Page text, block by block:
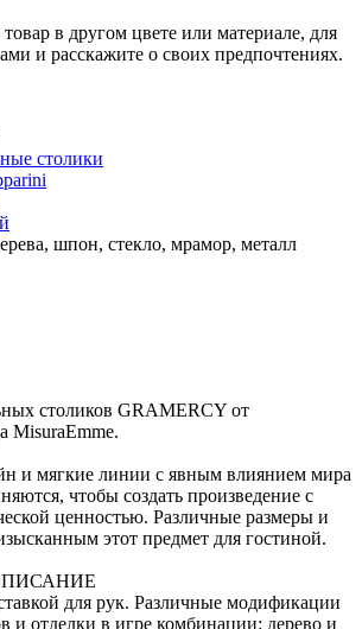
в другом цвете или материале, для
и расскажите о своих предпочтениях.
столики
шпон, стекло, мрамор, металл
столиков GRAMERCY от
MisuraEmme.
и мягкие линии с явным влиянием мира
чтобы создать произведение с
ценностью. Различные размеры и
этот предмет для гостиной.
для рук. Различные модификации
и отделки в игре комбинации: дерево и